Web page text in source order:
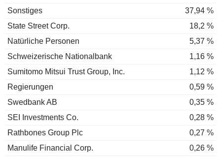
Sonstiges
37,94 %
State Street Corp.
18,2 %
Natürliche Personen
5,37 %
Schweizerische Nationalbank
1,16 %
Sumitomo Mitsui Trust Group, Inc.
1,12 %
Regierungen
0,59 %
Swedbank AB
0,35 %
SEI Investments Co.
0,28 %
Rathbones Group Plc
0,27 %
Manulife Financial Corp.
0,26 %